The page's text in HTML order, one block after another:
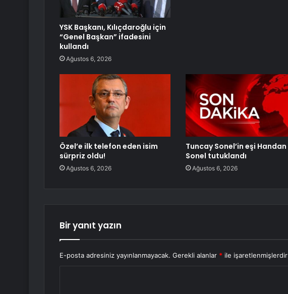
YSK Başkanı, Kılıçdaroğlu için
“Genel Başkan” ifadesini
kullandı
Ağustos 6, 2026
Özel’e ilk telefon eden isim
sürpriz oldu!
Ağustos 6, 2026
Tuncay Sonel’in eşi Handan
Sonel tutuklandı
Ağustos 6, 2026
Bir yanıt yazın
E-posta adresiniz yayınlanmayacak. Gerekli alanlar * ile işaretlenmişlerdir